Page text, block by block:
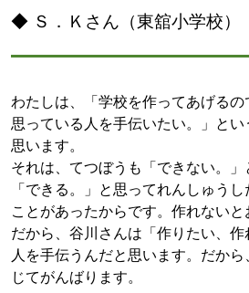
◆ Ｓ．Ｋさん（東舘小学校）
わたしは、「学校を作ってあげる
思っている人を手伝いたい。」と
思います。
それは、てつぼうも「できない。」
「できる。」と思ってれんしゅう
ことがあったからです。作れないと
だから、谷川さんは「作りたい、
人を手伝うんだと思います。だか
じてがんばります。